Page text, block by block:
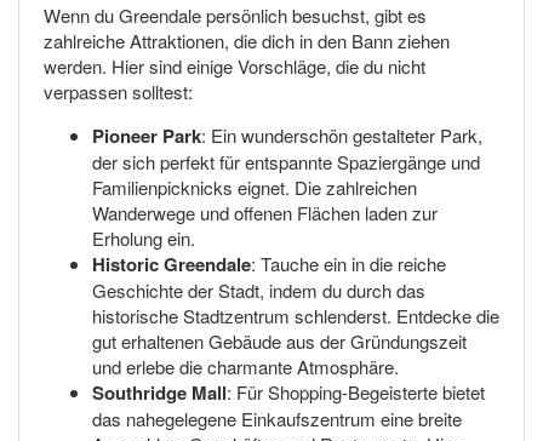
Wenn du Greendale persönlich besuchst, gibt es
zahlreiche Attraktionen, die dich in den Bann ziehen
werden. Hier sind einige Vorschläge, die du nicht
verpassen solltest:
Pioneer Park: Ein wunderschön gestalteter Park,
der sich perfekt für entspannte Spaziergänge und
Familienpicknicks eignet. Die zahlreichen
Wanderwege und offenen Flächen laden zur
Erholung ein.
Historic Greendale: Tauche ein in die reiche
Geschichte der Stadt, indem du durch das
historische Stadtzentrum schlenderst. Entdecke die
gut erhaltenen Gebäude aus der Gründungszeit
und erlebe die charmante Atmosphäre.
Southridge Mall: Für Shopping-Begeisterte bietet
das nahegelegene Einkaufszentrum eine breite